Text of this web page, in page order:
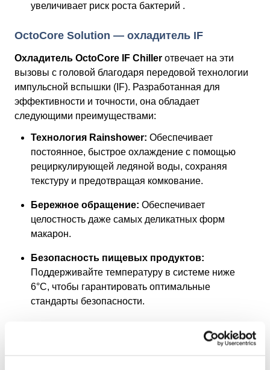
увеличивает риск роста бактерий .
OctoCore Solution — охладитель IF
Охладитель OctoCore IF Chiller отвечает на эти
вызовы с головой благодаря передовой технологии
импульсной вспышки (IF). Разработанная для
эффективности и точности, она обладает
следующими преимуществами:
Технология Rainshower: Обеспечивает
постоянное, быстрое охлаждение с помощью
рециркулирующей ледяной воды, сохраняя
текстуру и предотвращая комкование.
Бережное обращение: Обеспечивает
целостность даже самых деликатных форм
макарон.
Безопасность пищевых продуктов:
Поддерживайте температуру в системе ниже
6°C, чтобы гарантировать оптимальные
стандарты безопасности.
Узнайте больше о холодильнике IF Chiller